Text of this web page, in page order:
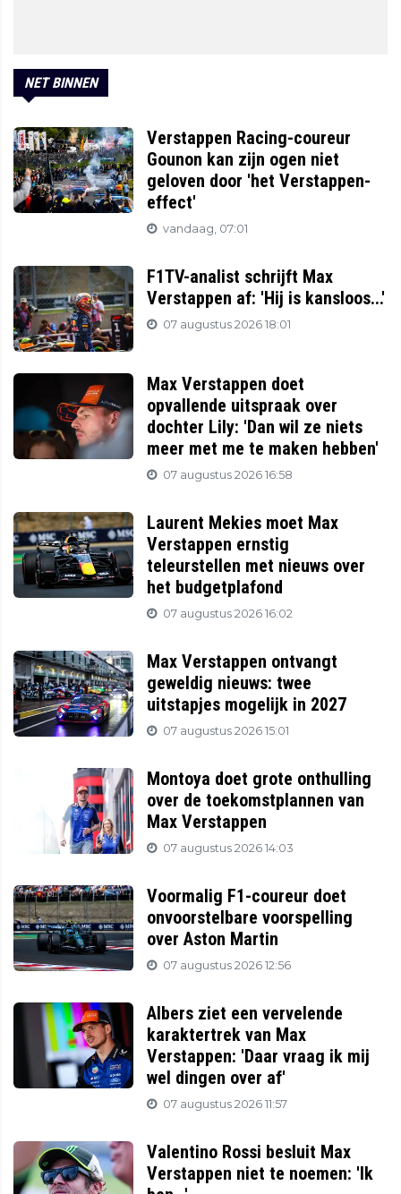
NET BINNEN
Verstappen Racing-coureur
Gounon kan zijn ogen niet
geloven door 'het Verstappen-
effect'
vandaag, 07:01
F1TV-analist schrijft Max
Verstappen af: 'Hij is kansloos...'
07 augustus 2026 18:01
Max Verstappen doet
opvallende uitspraak over
dochter Lily: 'Dan wil ze niets
meer met me te maken hebben'
07 augustus 2026 16:58
Laurent Mekies moet Max
Verstappen ernstig
teleurstellen met nieuws over
het budgetplafond
07 augustus 2026 16:02
Max Verstappen ontvangt
geweldig nieuws: twee
uitstapjes mogelijk in 2027
07 augustus 2026 15:01
Montoya doet grote onthulling
over de toekomstplannen van
Max Verstappen
07 augustus 2026 14:03
Voormalig F1-coureur doet
onvoorstelbare voorspelling
over Aston Martin
07 augustus 2026 12:56
Albers ziet een vervelende
karaktertrek van Max
Verstappen: 'Daar vraag ik mij
wel dingen over af'
07 augustus 2026 11:57
Valentino Rossi besluit Max
Verstappen niet te noemen: 'Ik